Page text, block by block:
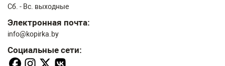
Сб. - Вс. выходные
Электронная почта:
info@kopirka.by
Социальные сети: